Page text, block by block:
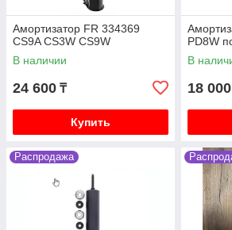
V88W V98W
Mitsubishi Delica (кирпич,
V2.5 4D56 дизель P25W
Mitsubishi Delica (булка)
бензин PF4W PD4W
бензин PF6W PD6W
Mitsubishi Delica (булка)
дизель PE8W PD8W
Mitsubishi Outlander 1
(Mivec) бензин CU4W CU5W
Mitsubishi Outlander 2 XL
2.4 4B12, 3.0 6B31 бензин
Амортизатор FR 334369
CS9A CS3W CS9W
В наличии
24 600 ₸
Купить
PD8W
В
18 000
Распродажа